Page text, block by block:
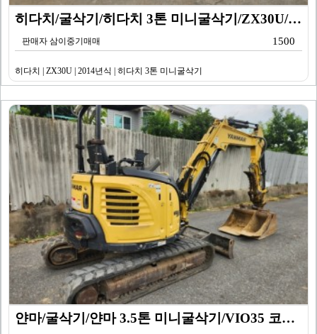
히다치/굴삭기/히다치 3톤 미니굴삭기/ZX30U/201…
판매자 삼이중기매매 1500
히다치 | ZX30U | 2014년식 | 히다치 3톤 미니굴삭기
얀마/굴삭기/얀마 3.5톤 미니굴삭기/VIO35 코끼리…